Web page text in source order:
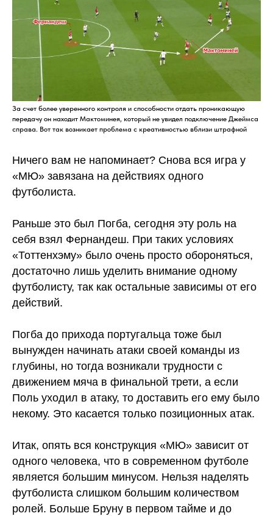
За счет более уверенного контроля и способности отдать проникающую
передачу он находит Мактоминея, который не увидел подключение Джеймса
справа. Вот так возникает проблема с креативностью вблизи штрафной
Ничего вам не напоминает? Снова вся игра у
«МЮ» завязана на действиях одного
футболиста.
Раньше это был Погба, сегодня эту роль на
себя взял Фернандеш. При таких условиях
«Тоттенхэму» было очень просто обороняться,
достаточно лишь уделить внимание одному
футболисту, так как остальные зависимы от его
действий.
Погба до прихода португальца тоже был
вынужден начинать атаки своей команды из
глубины, но тогда возникали трудности с
движением мяча в финальной трети, а если
Поль уходил в атаку, то доставить его ему было
некому. Это касается только позиционных атак.
Итак, опять вся конструкция «МЮ» зависит от
одного человека, что в современном футболе
является большим минусом. Нельзя наделять
футболиста слишком большим количеством
ролей. Больше Бруну в первом тайме и до